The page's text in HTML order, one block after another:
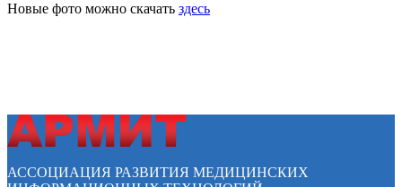
Новые фото можно скачать здесь
АССОЦИАЦИЯ РАЗВИТИЯ МЕДИЦИНСКИХ